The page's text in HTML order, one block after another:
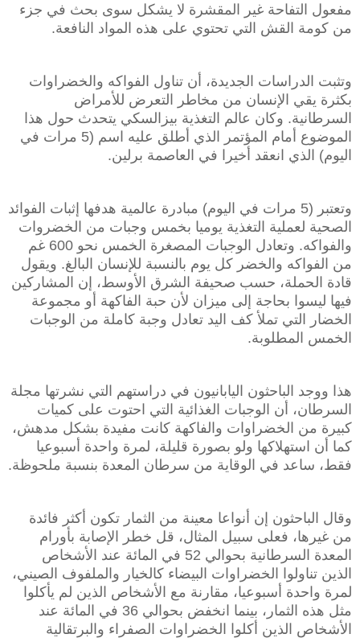
مفعول التفاحة غير المقشرة لا يشكل سوى بحث في جزء
من كومة القش التي تحتوي على هذه المواد النافعة.
وتثبت الدراسات الجديدة، أن تناول الفواكه والخضراوات
بكثرة يقي الإنسان من مخاطر التعرض للأمراض
السرطانية. وكان عالم التغذية بيزالسكي يتحدث حول هذا
الموضوع أمام المؤتمر الذي أطلق عليه اسم (5 مرات في
اليوم) الذي انعقد أخيرا في العاصمة برلين.
وتعتبر (5 مرات في اليوم) مبادرة عالمية هدفها إثبات الفوائد
الصحية لعملية التغذية يوميا بخمس وجبات من الخضروات
والفواكه. وتعادل الوجبات المصغرة الخمس نحو 600 غم
من الفواكه والخضر كل يوم بالنسبة للإنسان البالغ. ويقول
قادة الحملة، حسب صحيفة الشرق الأوسط، إن المشاركين
فيها ليسوا بحاجة إلى ميزان لأن حبة الفاكهة أو مجموعة
الخضار التي تملأ كف اليد تعادل وجبة كاملة من الوجبات
الخمس المطلوبة.
هذا ووجد الباحثون اليابانيون في دراستهم التي نشرتها مجلة
السرطان، أن الوجبات الغذائية التي احتوت على كميات
كبيرة من الخضراوات والفاكهة كانت مفيدة بشكل مدهش،
كما أن استهلاكها ولو بصورة قليلة، لمرة واحدة أسبوعيا
فقط، ساعد في الوقاية من سرطان المعدة بنسبة ملحوظة.
وقال الباحثون إن أنواعا معينة من الثمار تكون أكثر فائدة
من غيرها، فعلى سبيل المثال، قل خطر الإصابة بأورام
المعدة السرطانية بحوالي 52 في المائة عند الأشخاص
الذين تناولوا الخضراوات البيضاء كالخيار والملفوف الصيني،
لمرة واحدة أسبوعيا، مقارنة مع الأشخاص الذين لم يأكلوا
مثل هذه الثمار، بينما انخفض بحوالي 36 في المائة عند
الأشخاص الذين أكلوا الخضراوات الصفراء والبرتقالية